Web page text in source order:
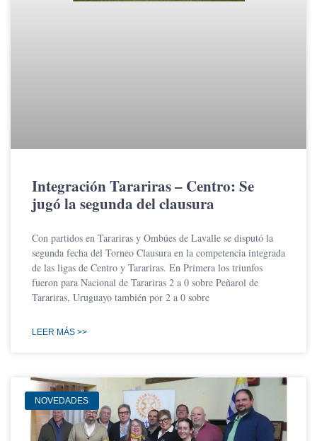
Integración Tarariras – Centro: Se
jugó la segunda del clausura
Con partidos en Tarariras y Ombúes de Lavalle se disputó la
segunda fecha del Torneo Clausura en la competencia integrada
de las ligas de Centro y Tarariras. En Primera los triunfos
fueron para Nacional de Tarariras 2 a 0 sobre Peñarol de
Tarariras, Uruguayo también por 2 a 0 sobre
LEER MÁS >>
NOVEDADES